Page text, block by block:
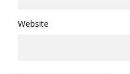
Website